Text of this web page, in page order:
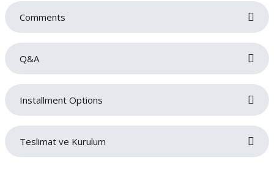
Comments
Q&A
No questions have been asked about this product yet.
Installment Options
Teslimat ve Kurulum